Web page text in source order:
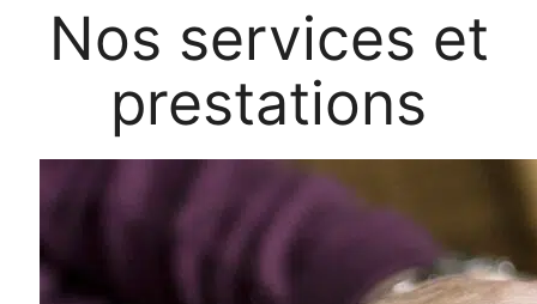
Nos services et
prestations